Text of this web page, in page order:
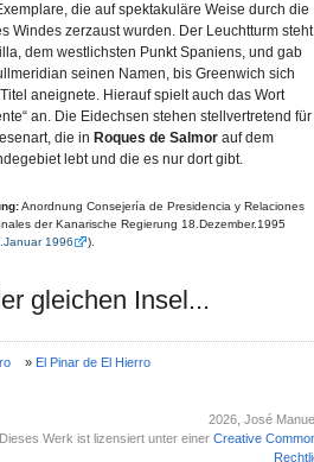
die auf spektakuläre Weise durch die
Windes zerzaust wurden. Der Leuchtturm steht
dem westlichsten Punkt Spaniens, und gab
seinen Namen, bis Greenwich sich
aneignete. Hierauf spielt auch das Wort
an. Die Eidechsen stehen stellvertretend für
die in Roques de Salmor auf dem
lebt und die es nur dort gibt.
Anordnung Consejería de Presidencia y Relaciones
der Kanarische Regierung 18.Dezember.1995
1996 ).
gleichen Insel...
» El Pinar de El Hierro
2026 , José
Dieses Werk ist lizensiert unter einer Creative